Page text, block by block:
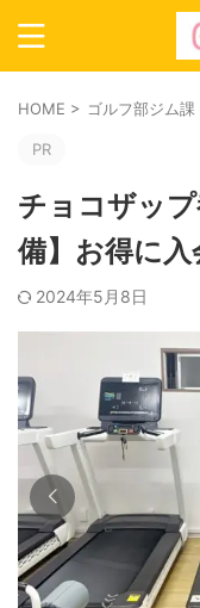
HOME > ゴルフ部ジム課
PR
チョコザッ
備】お得に入
2024年5月8日